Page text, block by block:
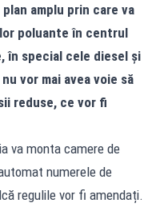
amplu prin care va
poluante în centrul
în special cele diesel și
vor mai avea voie să
reduse, ce vor fi
va monta camere de
numerele de
regulile vor fi amendați.